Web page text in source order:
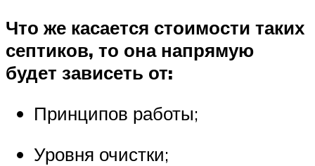
Что же касается стоимости таких
септиков, то она напрямую
будет зависеть от:
Принципов работы;
Уровня очистки;